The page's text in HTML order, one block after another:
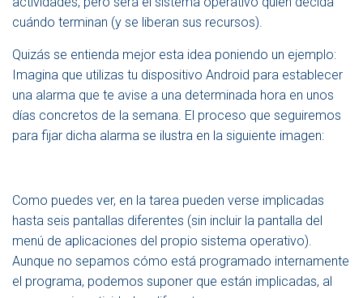
cuándo terminan (y se liberan sus recursos).
Quizás se entienda mejor esta idea poniendo un ejemplo:
Imagina que utilizas tu dispositivo Android para establecer
una alarma que te avise a una determinada hora en unos
días concretos de la semana. El proceso que seguiremos
para fijar dicha alarma se ilustra en la siguiente imagen:
Como puedes ver, en la tarea pueden verse implicadas
hasta seis pantallas diferentes (sin incluir la pantalla del
menú de aplicaciones del propio sistema operativo).
Aunque no sepamos cómo está programado internamente
el programa, podemos suponer que están implicadas, al